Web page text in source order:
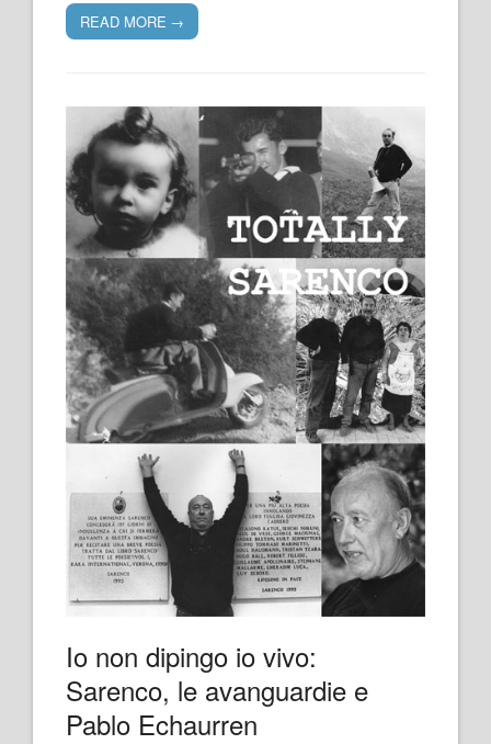
READ MORE →
Io non dipingo io vivo:
Sarenco, le avanguardie e
Pablo Echaurren